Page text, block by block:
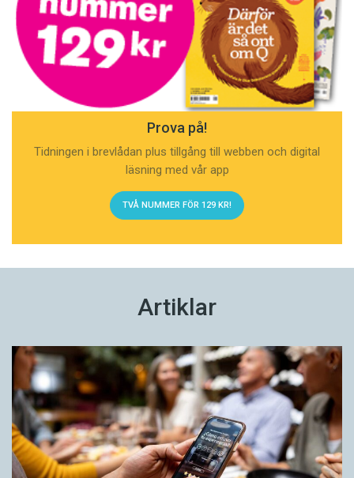
Prova på!
Tidningen i brevlådan plus tillgång till webben och digital
läsning med vår app
TVÅ NUMMER FÖR 129 KR!
Artiklar